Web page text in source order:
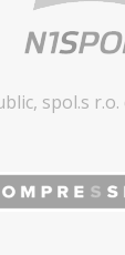
spol.s